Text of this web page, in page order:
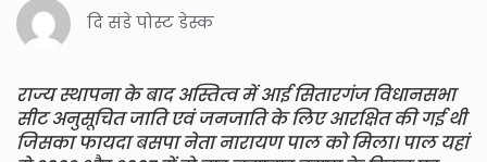
दि संडे पोस्ट डेस्क
राज्य स्थापना के बाद अस्तित्व में आई सितारगंज विधानसभा
सीट अनुसूचित जाति एवं जनजाति के लिए आरक्षित की गई थी
जिसका फायदा बसपा नेता नारायण पाल को मिला। पाल यहां